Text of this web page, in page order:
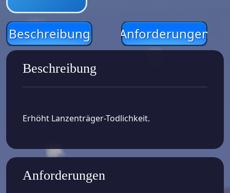
Beschreibung Anforderungen
Beschreibung
Erhöht Lanzenträger-Todlichkeit.
Anforderungen